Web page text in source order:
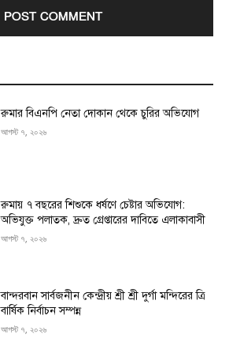
রুমার বিএনপি নেতা দোকান থেকে চুরির অভিযোগ
আগস্ট ৭, ২০২৬
রুমায় ৭ বছরের শিশুকে ধর্ষণে চেষ্টার অভিযোগ:
অভিযুক্ত পলাতক, দ্রুত গ্রেপ্তারের দাবিতে এলাকাবাসী
আগস্ট ৭, ২০২৬
বান্দরবান সার্বজনীন কেন্দ্রীয় শ্রী শ্রী দুর্গা মন্দিরের ত্রি
বার্ষিক নির্বাচন সম্পন্ন
আগস্ট ৭, ২০২৬